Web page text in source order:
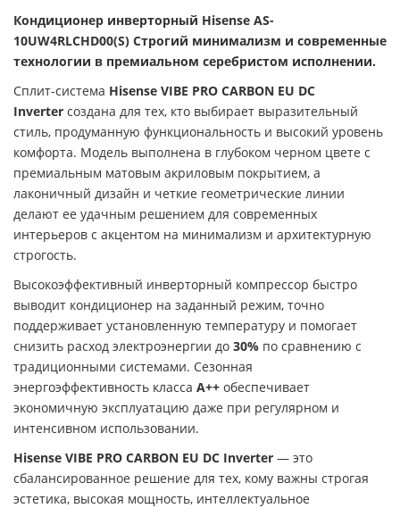
Кондиционер инверторный Hisense AS-
10UW4RLCHD00(S) Строгий минимализм и современные
технологии в премиальном серебристом исполнении.
Сплит-система Hisense VIBE PRO CARBON EU DC
Inverter создана для тех, кто выбирает выразительный
стиль, продуманную функциональность и высокий уровень
комфорта. Модель выполнена в глубоком черном цвете с
премиальным матовым акриловым покрытием, а
лаконичный дизайн и четкие геометрические линии
делают ее удачным решением для современных
интерьеров с акцентом на минимализм и архитектурную
строгость.
Высокоэффективный инверторный компрессор быстро
выводит кондиционер на заданный режим, точно
поддерживает установленную температуру и помогает
снизить расход электроэнергии до 30% по сравнению с
традиционными системами. Сезонная
энергоэффективность класса А++ обеспечивает
экономичную эксплуатацию даже при регулярном и
интенсивном использовании.
Hisense VIBE PRO CARBON EU DC Inverter — это
сбалансированное решение для тех, кому важны строгая
эстетика, высокая мощность, интеллектуальное